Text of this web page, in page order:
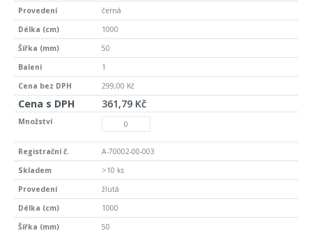
černá
1000
50
1
299,00 Kč
361,79 Kč
A-70002-00-003
>10 ks
žlutá
1000
50